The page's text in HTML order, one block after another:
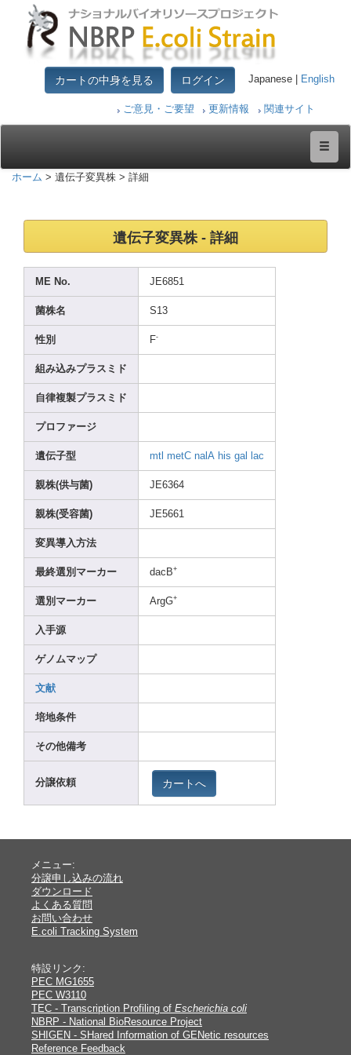
カートの中身を見る ログイン Japanese | English
ご意見・ご要望 更新情報 関連サイト
ホーム > 遺伝子変異株 > 詳細
遺伝子変異株 - 詳細
ME No. JE6851
菌株名 S13
性別 F-
組み込みプラスミド
自律複製プラスミド
プロファージ
遺伝子型 mtl metC nalA his gal lac
親株(供与菌) JE6364
親株(受容菌) JE5661
変異導入方法
最終選別マーカー dacB+
選別マーカー ArgG+
入手源
ゲノムマップ
文献
培地条件
その他備考
分譲依頼 カートへ
メニュー:
分譲申し込みの流れ
ダウンロード
よくある質問
お問い合わせ
E.coli Tracking System
特設リンク:
PEC MG1655
PEC W3110
TEC - Transcription Profiling of Escherichia coli
NBRP - National BioResource Project
SHIGEN - SHared Information of GENetic resources
Reference Feedback